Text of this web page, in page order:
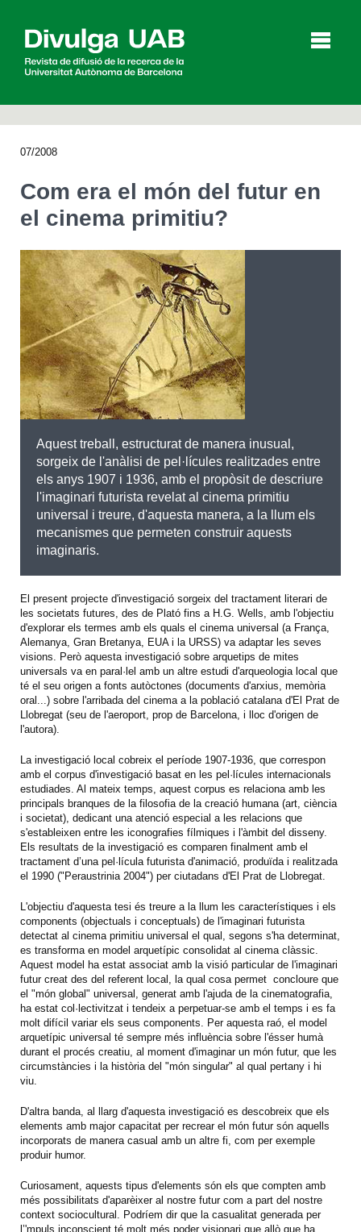
English Español
CERCAR
07/2008
Com era el món del futur en
el cinema primitiu?
Aquest treball, estructurat de manera inusual,
sorgeix de l'anàlisi de pel·lícules realitzades entre
els anys 1907 i 1936, amb el propòsit de descriure
l'imaginari futurista revelat al cinema primitiu
universal i treure, d'aquesta manera, a la llum els
mecanismes que permeten construir aquests
imaginaris.
El present projecte d'investigació sorgeix del tractament literari de
les societats futures, des de Plató fins a H.G. Wells, amb l'objectiu
d'explorar els termes amb els quals el cinema universal (a França,
Alemanya, Gran Bretanya, EUA i la URSS) va adaptar les seves
visions. Però aquesta investigació sobre arquetips de mites
universals va en paral·lel amb un altre estudi d'arqueologia local que
té el seu origen a fonts autòctones (documents d'arxius, memòria
oral...) sobre l'arribada del cinema a la població catalana d'El Prat de
Llobregat (seu de l'aeroport, prop de Barcelona, i lloc d'origen de
l'autora).
La investigació local cobreix el període 1907-1936, que correspon
amb el corpus d'investigació basat en les pel·lícules internacionals
estudiades. Al mateix temps, aquest corpus es relaciona amb les
principals branques de la filosofia de la creació humana (art, ciència
i societat), dedicant una atenció especial a les relacions que
s'estableixen entre les iconografies fílmiques i l'àmbit del disseny.
Els resultats de la investigació es comparen finalment amb el
tractament d’una pel·lícula futurista d'animació, produïda i realitzada
el 1990 ("Peraustrinia 2004") per ciutadans d'El Prat de Llobregat.
L'objectiu d'aquesta tesi és treure a la llum les característiques i els
components (objectuals i conceptuals) de l'imaginari futurista
detectat al cinema primitiu universal el qual, segons s'ha determinat,
es transforma en model arquetípic consolidat al cinema clàssic.
Aquest model ha estat associat amb la visió particular de l'imaginari
futur creat des del referent local, la qual cosa permet concloure que
el "món global" universal, generat amb l'ajuda de la cinematografia,
ha estat col·lectivitzat i tendeix a perpetuar-se amb el temps i es fa
molt difícil variar els seus components. Per aquesta raó, el model
arquetípic universal té sempre més influència sobre l'ésser humà
durant el procés creatiu, al moment d'imaginar un món futur, que les
circumstàncies i la història del "món singular" al qual pertany i hi
viu.
D'altra banda, al llarg d'aquesta investigació es descobreix que els
elements amb major capacitat per recrear el món futur són aquells
incorporats de manera casual amb un altre fi, com per exemple
produir humor.
Curiosament, aquests tipus d'elements són els que compten amb
més possibilitats d'aparèixer al nostre futur com a part del nostre
context sociocultural. Podríem dir que la casualitat generada per
l’'mpuls inconscient té molt més poder visionari que allò que ha